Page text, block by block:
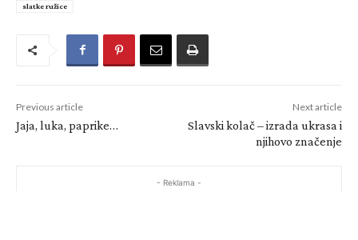
slatke ružice
Previous article
Jaja, luka, paprike…
Next article
Slavski kolač – izrada ukrasa i
njihovo značenje
- Reklama -